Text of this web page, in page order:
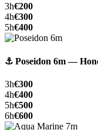
3h€200
4h€300
5h€400
⚓ Poseidon 6m —
3h€300
4h€400
5h€500
6h€600